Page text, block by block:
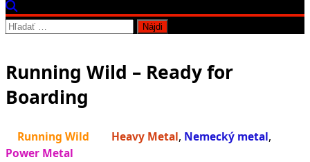
Hľadať:
Running Wild – Ready for
Boarding
Running Wild Heavy Metal, Nemecký metal,
Power Metal